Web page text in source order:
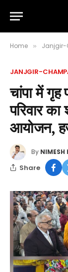
Home »
JANJGIR-
चांपा में
परिवार
आयोजन,
By NIMESH
Share